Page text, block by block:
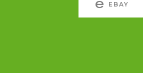
EBAY